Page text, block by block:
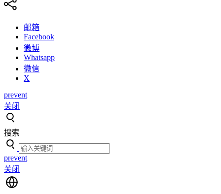
邮箱
Facebook
微博
Whatsapp
微信
X
prevent
关闭
搜索
prevent
关闭